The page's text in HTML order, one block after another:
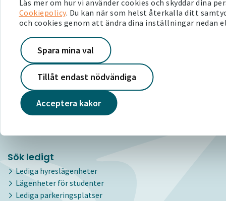
Läs mer om hur vi använder cookies och skyddar dina
Cookiepolicy. Du kan när som helst återkalla ditt
och cookies genom att ändra dina inställningar nedan
Acceptera kakor
Spara mina val
Tillåt endast nödvändiga
010-210 22 00
kundservice@victoriahem.se
Våra telefontider
Våra besökstider
För hyresgäster
Mina sidor
Serviceanmälan
Bra att veta
Sök ledigt
Lediga hyreslägenheter
Lägenheter för studenter
Lediga parkeringsplatser